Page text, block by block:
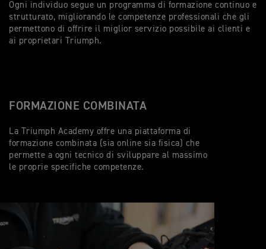
Ogni individuo segue un programma di formazione continuo e
strutturato, migliorando le competenze professionali che gli
permettono di offrire il miglior servizio possibile ai clienti e
ai proprietari Triumph.
FORMAZIONE COMBINATA
La Triumph Academy offre una piattaforma di
formazione combinata (sia online sia fisica) che
permette a ogni tecnico di sviluppare al massimo
le proprie specifiche competenze.